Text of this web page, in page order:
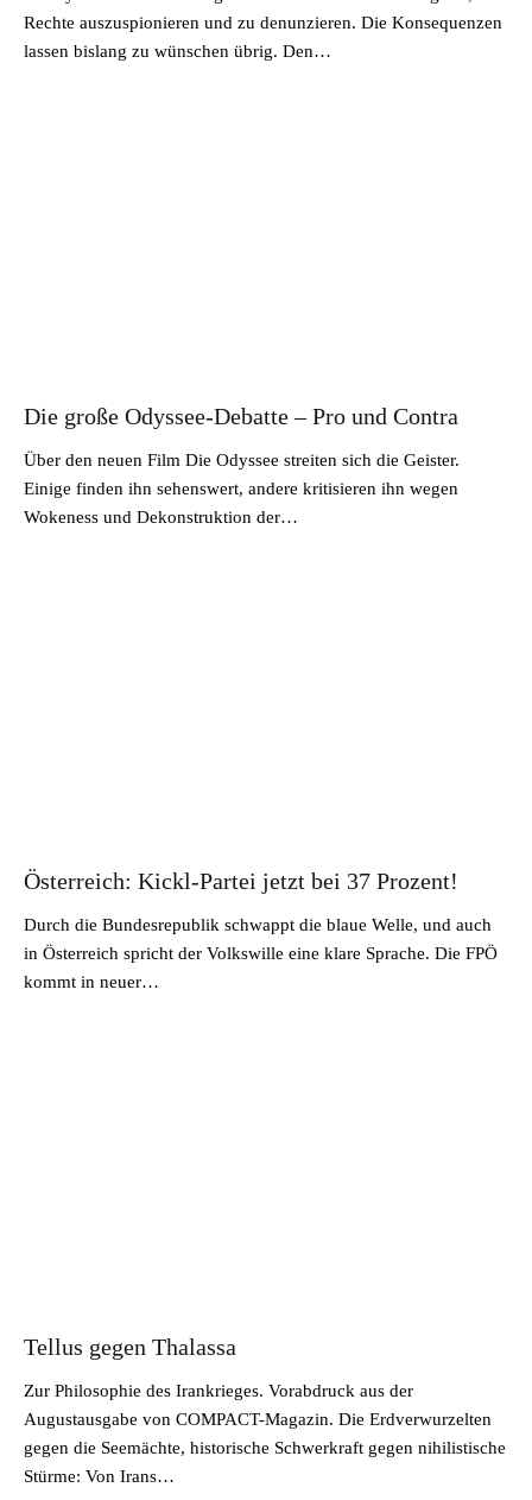
Rechte auszuspionieren und zu denunzieren. Die Konsequenzen
lassen bislang zu wünschen übrig. Den…
Die große Odyssee-Debatte – Pro und Contra
Über den neuen Film Die Odyssee streiten sich die Geister.
Einige finden ihn sehenswert, andere kritisieren ihn wegen
Wokeness und Dekonstruktion der…
Österreich: Kickl-Partei jetzt bei 37 Prozent!
Durch die Bundesrepublik schwappt die blaue Welle, und auch
in Österreich spricht der Volkswille eine klare Sprache. Die FPÖ
kommt in neuer…
Tellus gegen Thalassa
Zur Philosophie des Irankrieges. Vorabdruck aus der
Augustausgabe von COMPACT-Magazin. Die Erdverwurzelten
gegen die Seemächte, historische Schwerkraft gegen nihilistische
Stürme: Von Irans…